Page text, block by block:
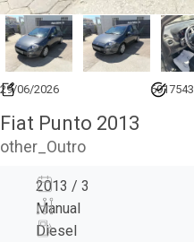
29/06/2026 6917543
Fiat Punto 2013
other_Outro
2013 / 3
Manual
Diesel